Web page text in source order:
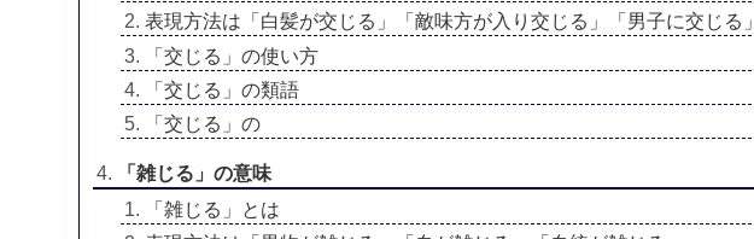
表現方法は「白髪が交じる」「敵味方が入り交じる」「男子に交じる」
「交じる」の使い方
「交じる」の類語
「交じる」の
「雑じる」の意味
「雑じる」とは